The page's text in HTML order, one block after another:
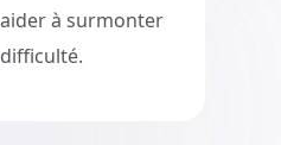
à surmonter